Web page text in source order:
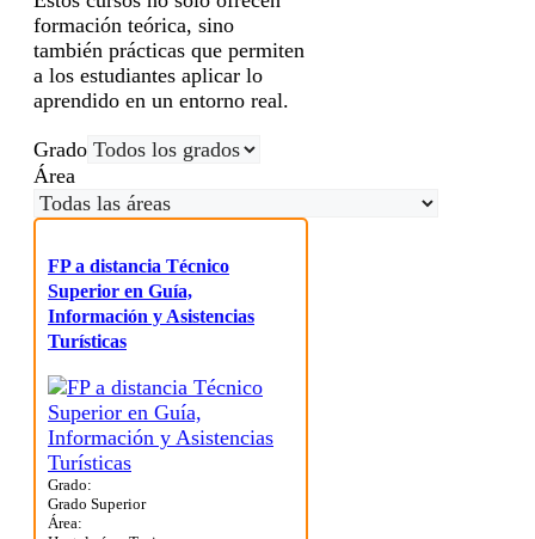
formación teórica, sino
también prácticas que permiten
a los estudiantes aplicar lo
aprendido en un entorno real.
Grado
Área
FP a distancia Técnico
Superior en Guía,
Información y Asistencias
Turísticas
Grado:
Grado Superior
Área: